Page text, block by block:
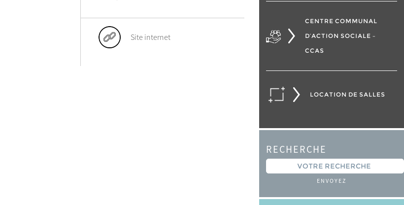
Site internet
CENTRE COMMUNAL
D’ACTION SOCIALE –
CCAS
LOCATION DE SALLES
RECHERCHE
ENVOYEZ